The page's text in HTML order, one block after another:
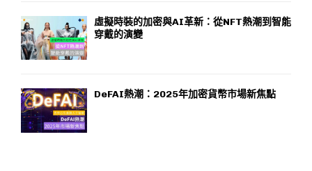
虛擬時裝的加密與AI革新：從NFT熱潮到智能
穿戴的演變
DeFAI熱潮：2025年加密貨幣市場新焦點